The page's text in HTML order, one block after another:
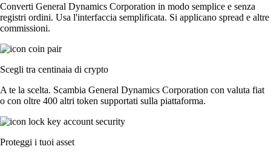
Converti General Dynamics Corporation in modo semplice e senza
registri ordini. Usa l'interfaccia semplificata. Si applicano spread e altre
commissioni.
Scegli tra centinaia di crypto
A te la scelta. Scambia General Dynamics Corporation con valuta fiat
o con oltre 400 altri token supportati sulla piattaforma.
Proteggi i tuoi asset